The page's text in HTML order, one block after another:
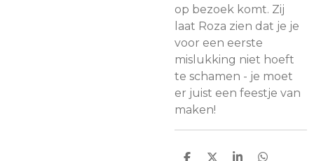
op bezoek komt. Zij
laat Roza zien dat je je
voor een eerste
mislukking niet hoeft
te schamen - je moet
er juist een feestje van
maken!